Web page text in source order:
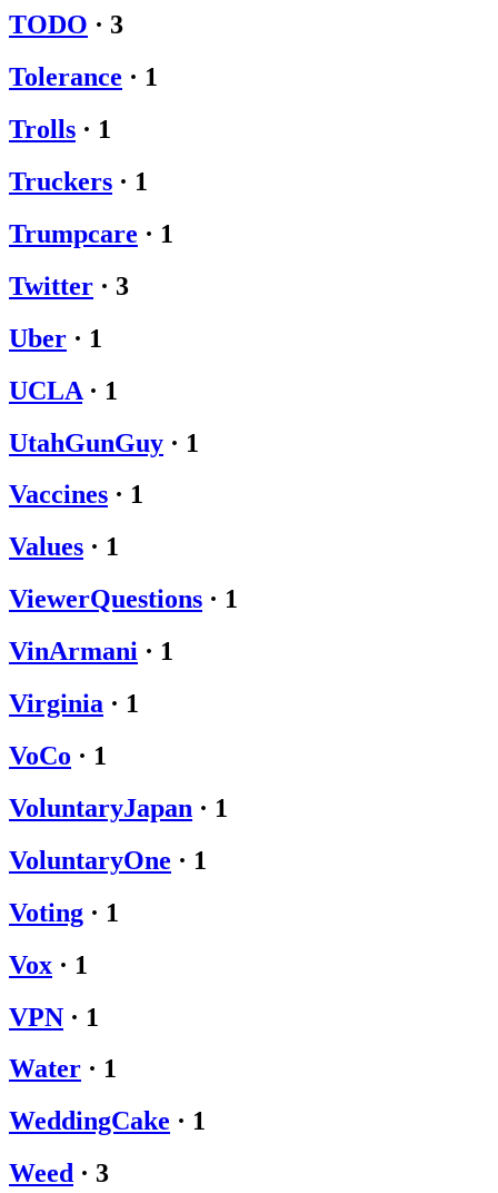
TODO · 3
Tolerance · 1
Trolls · 1
Truckers · 1
Trumpcare · 1
Twitter · 3
Uber · 1
UCLA · 1
UtahGunGuy · 1
Vaccines · 1
Values · 1
ViewerQuestions · 1
VinArmani · 1
Virginia · 1
VoCo · 1
VoluntaryJapan · 1
VoluntaryOne · 1
Voting · 1
Vox · 1
VPN · 1
Water · 1
WeddingCake · 1
Weed · 3